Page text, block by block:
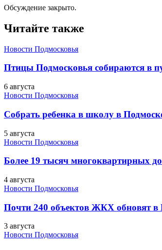
Обсуждение закрыто.
Читайте также
Новости Подмосковья
Птицы Подмосковья собираются в
6 августа
Новости Подмосковья
Собрать ребенка в школу в
5 августа
Новости Подмосковья
Более 19 тысяч многоквартирных
4 августа
Новости Подмосковья
Почти 240 объектов ЖКХ обновят в
3 августа
Новости Подмосковья